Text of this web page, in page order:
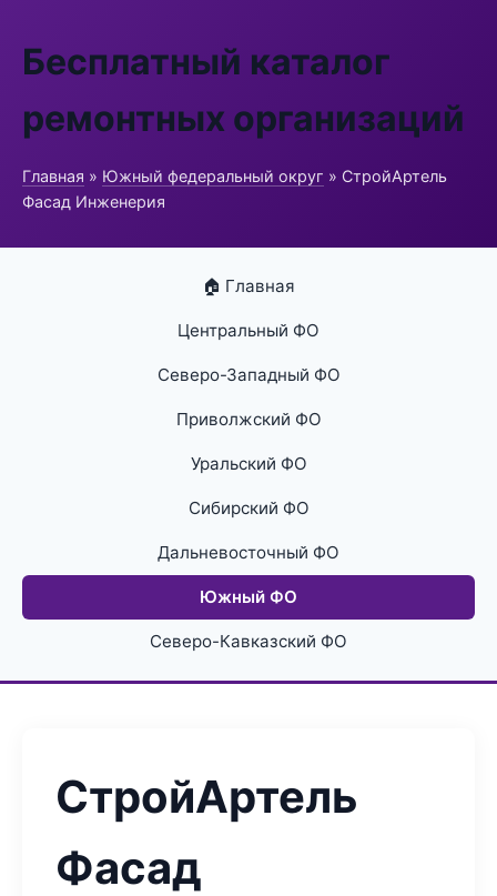
Бесплатный каталог
ремонтных организаций
Главная » Южный федеральный округ » СтройАртель
Фасад Инженерия
🏠 Главная
Центральный ФО
Северо-Западный ФО
Приволжский ФО
Уральский ФО
Сибирский ФО
Дальневосточный ФО
Южный ФО
Северо-Кавказский ФО
СтройАртель
Фасад